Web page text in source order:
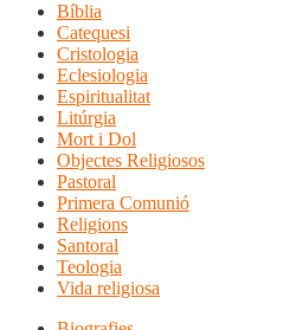
Bíblia
Catequesi
Cristologia
Eclesiologia
Espiritualitat
Litúrgia
Mort i Dol
Objectes Religiosos
Pastoral
Primera Comunió
Religions
Santoral
Teologia
Vida religiosa